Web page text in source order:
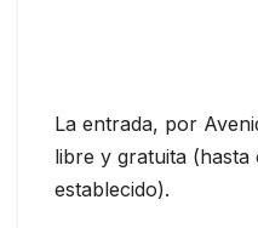
La entrada, por
libre y gratuita (hasta
establecido).